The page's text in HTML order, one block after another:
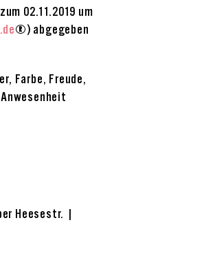
02.11.2019 um
) abgegeben
Farbe, Freude,
Heesestr. |